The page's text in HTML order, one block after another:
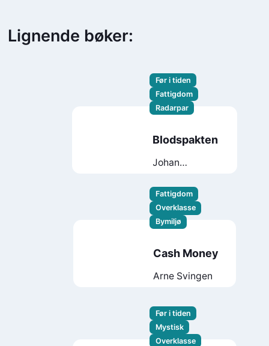
Lignende bøker:
Før i tiden
Fattigdom
Radarpar
Blodspakten
Johan
Fattigdom
Overklasse
Bymiljø
Cash Money
Arne Svingen
Før i tiden
Mystisk
Overklasse